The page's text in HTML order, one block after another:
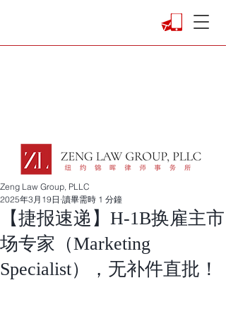
【捷报速递】H-1B换雇主市
场专家（Marketing
Specialist），无补件直批！
Zeng Law Group, PLLC
2025年3月19日 讀畢需時 1 分鐘